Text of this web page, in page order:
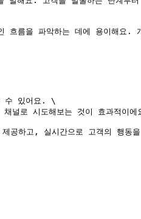
름을 파악하는 데에 용이해요
수 있어요. \
널로 시도해보는 것이 효과적이에
공하고, 실시간으로 고객의 행